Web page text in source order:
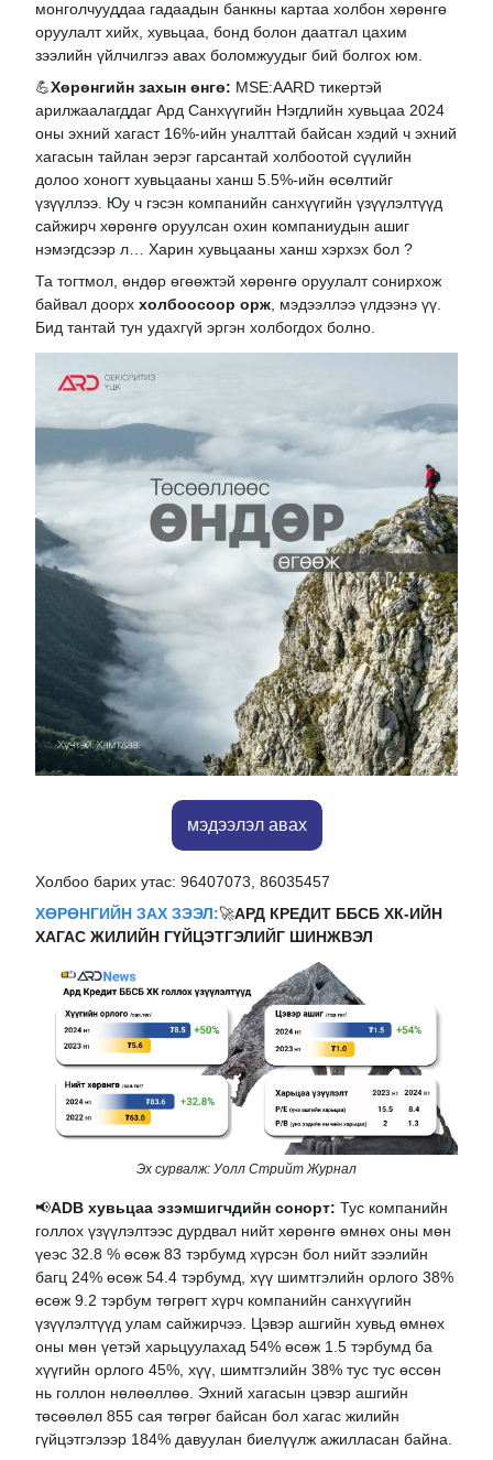
монголчууддаа гадаадын банкны картаа холбон хөрөнгө
оруулалт хийх, хувьцаа, бонд болон даатгал цахим
зээлийн үйлчилгээ авах боломжуудыг бий болгох юм.
💪Хөрөнгийн захын өнгө: MSE:AARD тикертэй
арилжаалагддаг Ард Санхүүгийн Нэгдлийн хувьцаа 2024
оны эхний хагаст 16%-ийн уналттай байсан хэдий ч эхний
хагасын тайлан эерэг гарсантай холбоотой сүүлийн
долоо хоногт хувьцааны ханш 5.5%-ийн өсөлтийг
үзүүллээ. Юу ч гэсэн компанийн санхүүгийн үзүүлэлтүүд
сайжирч хөрөнгө оруулсан охин компаниудын ашиг
нэмэгдсээр л… Харин хувьцааны ханш хэрхэх бол ?
Та тогтмол, өндөр өгөөжтэй хөрөнгө оруулалт сонирхож
байвал доорх холбоосоор орж , мэдээллээ үлдээнэ үү.
Бид тантай тун удахгүй эргэн холбогдох болно.
мэдээлэл авах
Холбоо барих утас: 96407073, 86035457
ХӨРӨНГИЙН ЗАХ ЗЭЭЛ:🚀АРД КРЕДИТ ББСБ ХК-ИЙН
ХАГАС ЖИЛИЙН ГҮЙЦЭТГЭЛИЙГ ШИНЖВЭЛ
Эх сурвалж: Уолл Стрийт Журнал
📢ADB хувьцаа эзэмшигчдийн сонорт: Тус компанийн
голлох үзүүлэлтээс дурдвал нийт хөрөнгө өмнөх оны мөн
үеэс 32.8 % өсөж 83 тэрбумд хүрсэн бол нийт зээлийн
багц 24% өсөж 54.4 тэрбумд, хүү шимтгэлийн орлого 38%
өсөж 9.2 тэрбум төгрөгт хүрч компанийн санхүүгийн
үзүүлэлтүүд улам сайжирчээ. Цэвэр ашгийн хувьд өмнөх
оны мөн үетэй харьцуулахад 54% өсөж 1.5 тэрбумд ба
хүүгийн орлого 45%, хүү, шимтгэлийн 38% тус тус өссөн
нь голлон нөлөөллөө. Эхний хагасын цэвэр ашгийн
төсөөлөл 855 сая төгрөг байсан бол хагас жилийн
гүйцэтгэлээр 184% давуулан биелүүлж ажилласан байна.